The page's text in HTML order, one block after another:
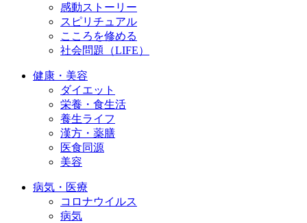
感動ストーリー
スピリチュアル
こころを修める
社会問題（LIFE）
健康・美容
ダイエット
栄養・食生活
養生ライフ
漢方・薬膳
医食同源
美容
病気・医療
コロナウイルス
病気